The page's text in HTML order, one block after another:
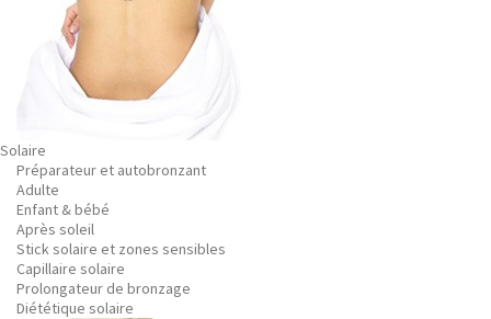
Solaire
Préparateur et autobronzant
Adulte
Enfant & bébé
Après soleil
Stick solaire et zones sensibles
Capillaire solaire
Prolongateur de bronzage
Diététique solaire